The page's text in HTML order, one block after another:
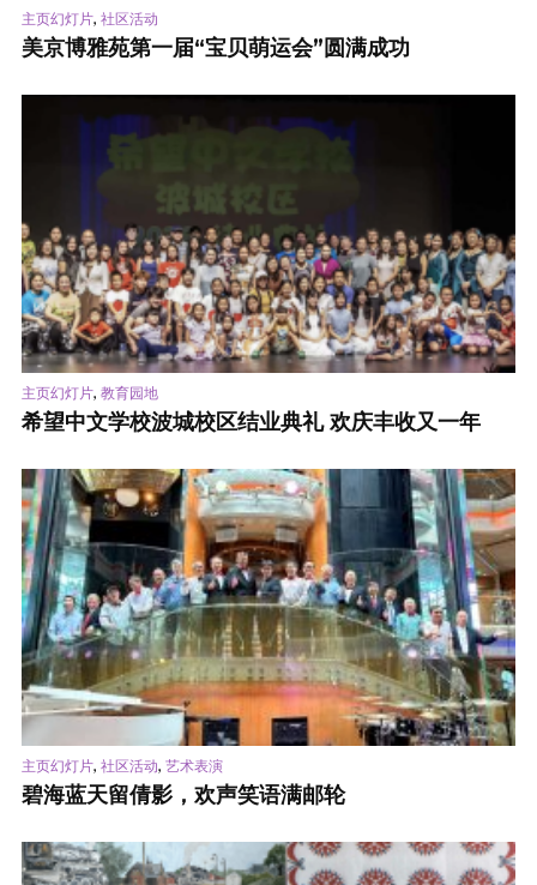
主页幻灯片, 社区活动
美京博雅苑第一届“宝贝萌运会”圆满成功
主页幻灯片, 教育园地
希望中文学校波城校区结业典礼 欢庆丰收又一年
主页幻灯片, 社区活动, 艺术表演
碧海蓝天留倩影，欢声笑语满邮轮